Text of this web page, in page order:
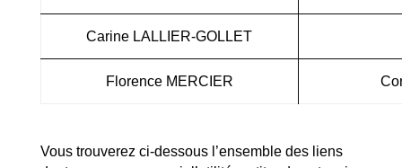
Carine LALLIER-GOLLET
Florence MERCIER
Vous trouverez ci-dessous l’ensemble des liens